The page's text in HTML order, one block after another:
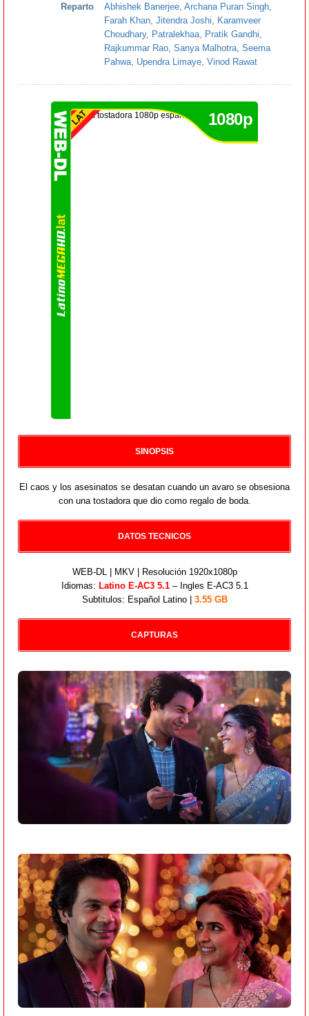
Reparto
Abhishek Banerjee Archana Puran Singh
Farah Khan Jitendra Joshi
Karamveer
Choudhary, Patralekhaa Pratik Gandhi
Rajkummar Rao Sanya Malhotra Seema
Pahwa Upendra Limaye Vinod Rawat
1080p
SINOPSIS
El caos y los asesinatos se desatan cuando un avaro se obsesiona
con una tostadora que dio como regalo de boda.
DATOS TECNICOS
WEB-DL | MKV | Resolución 1920x1080p
Idiomas: Latino E-AC3 5.1– Ingles E-AC3 5.1
Subtitulos: Español Latino | 3.55 GB
CAPTURAS